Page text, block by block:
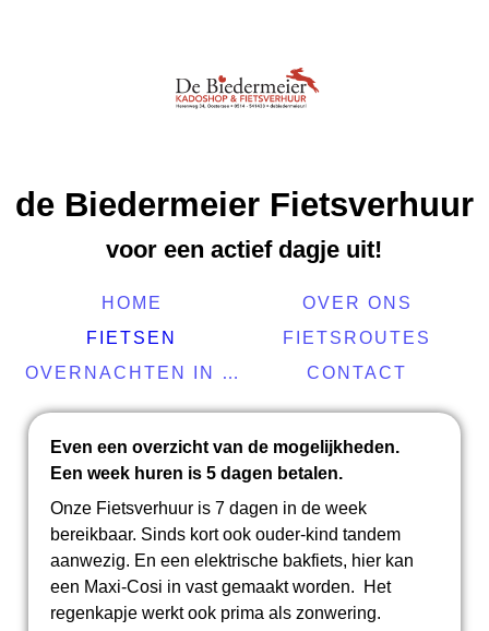
de Biedermeier Fietsverhuur
voor een actief dagje uit!
HOME
OVER ONS
FIETSEN
FIETSROUTES
OVERNACHTEN IN DE BUURT
CONTACT
Even een overzicht van de mogelijkheden.
Een week huren is 5 dagen betalen.
Onze Fietsverhuur is 7 dagen in de week
bereikbaar. Sinds kort ook ouder-kind tandem
aanwezig. En een elektrische bakfiets, hier kan
een Maxi-Cosi in vast gemaakt worden. Het
regenkapje werkt ook prima als zonwering.